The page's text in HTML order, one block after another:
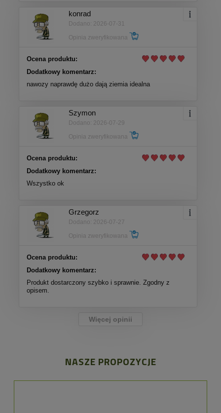
konrad
Dodano: 2026-07-31
Opinia zweryfikowana
Ocena produktu:
Dodatkowy komentarz:
nawozy naprawdę dużo dają ziemia idealna
Szymon
Dodano: 2026-07-29
Opinia zweryfikowana
Ocena produktu:
Dodatkowy komentarz:
Wszystko ok
Grzegorz
Dodano: 2026-07-27
Opinia zweryfikowana
Ocena produktu:
Dodatkowy komentarz:
Produkt dostarczony szybko i sprawnie. Zgodny z
opisem.
Więcej opinii
NASZE PROPOZYCJE